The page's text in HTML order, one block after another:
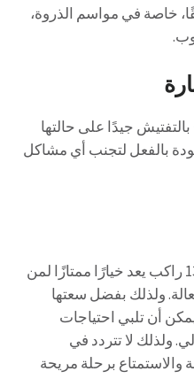
خاصة في مواسم الذروة،
جيدًا على حالتها
بالفعل لتجنب أي مشاكل
بالتالى إن استئجار تويوتا هايس 13 راكب يعد خيارًا ممتازًا لمن
ولذلك بفضل سعتها
يمكن أن تلبي احتياجات
ولذلك لا تتردد في
والاستمتاع برحلة مريحة